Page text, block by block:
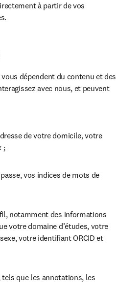
à partir de vos
dépendent du contenu et des
avec nous, et peuvent
de votre domicile, votre
;
vos indices de mots de
notamment des informations
votre domaine d’études, votre
votre identifiant ORCID et
que les annotations, les